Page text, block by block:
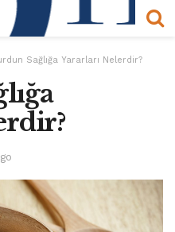
Sağlığa Yararları Nelerdir?